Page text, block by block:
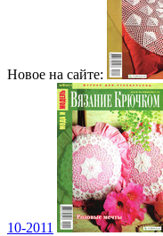
Новое на сайте:
10-2011